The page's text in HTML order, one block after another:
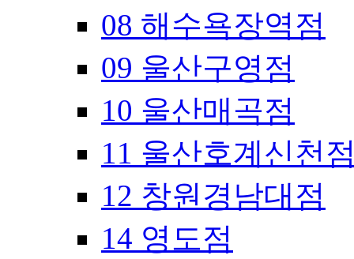
08 해수욕장역점
09 울산구영점
10 울산매곡점
11 울산호계신천
12 창원경남대점
14 영도점